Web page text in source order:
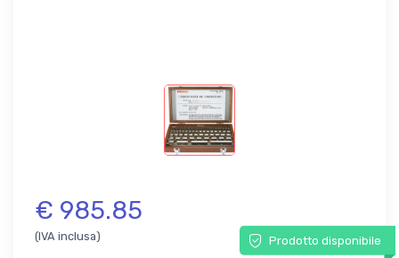
€ 985.85
(IVA inclusa) Prodotto disponibile